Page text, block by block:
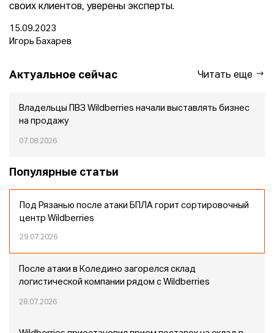
своих клиентов, уверены эксперты.
15.09.2023
Игорь Бахарев
Актуальное сейчас Читать еще
Владельцы ПВЗ Wildberries начали выставлять бизнес
на продажу
07.08.2026
Популярные статьи
Под Рязанью после атаки БПЛА горит сортировочный
центр Wildberries
29.07.2026
После атаки в Коледино загорелся склад
логистической компании рядом с Wildberries
28.07.2026